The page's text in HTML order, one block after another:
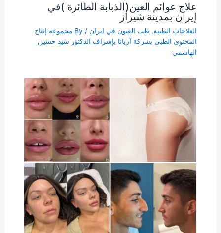
علاج عوائم العین(الذبابة الطائرة )في
إيران بمدينة شیراز
العلاجات الطبية, طب العيون في ايران / By
مجموعة إنتاج
المحتوى الطبي بشركة آریانا بإشراف الدكتور سيد حسين
الهاشمي